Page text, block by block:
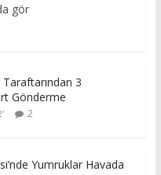
gör
3
Gönderme
2
Yumruklar Havada